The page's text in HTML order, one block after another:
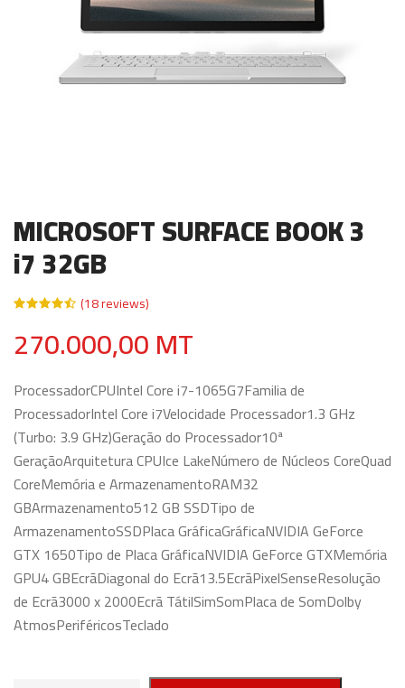
MICROSOFT SURFACE BOOK 3
i7 32GB
(18 reviews)
270.000,00 MT
ProcessadorCPUIntel Core i7-1065G7Familia de
ProcessadorIntel Core i7Velocidade Processador1.3 GHz
(Turbo: 3.9 GHz)Geração do Processador10ª
GeraçãoArquitetura CPUIce LakeNúmero de Núcleos CoreQuad
CoreMemória e ArmazenamentoRAM32
GBArmazenamento512 GB SSDTipo de
ArmazenamentoSSDPlaca GráficaGráficaNVIDIA GeForce
GTX 1650Tipo de Placa GráficaNVIDIA GeForce GTXMemória
GPU4 GBEcrãDiagonal do Ecrã13.5EcrãPixelSenseResolução
de Ecrã3000 x 2000Ecrã TátilSimSomPlaca de SomDolby
AtmosPeriféricosTeclado